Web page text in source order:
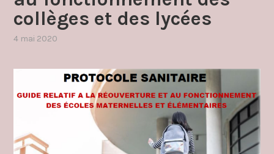
collèges et des lycées
4 mai 2020
covid19
2020